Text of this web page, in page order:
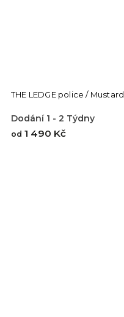
THE LEDGE police / Mustard
Dodání 1 - 2 Týdny
od 1 490 Kč